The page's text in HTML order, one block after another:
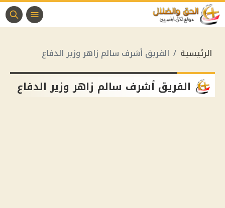
الرئيسية الفريق أشرف سالم زاهر وزير الدفاع
الفريق أشرف سالم زاهر وزير الدفاع